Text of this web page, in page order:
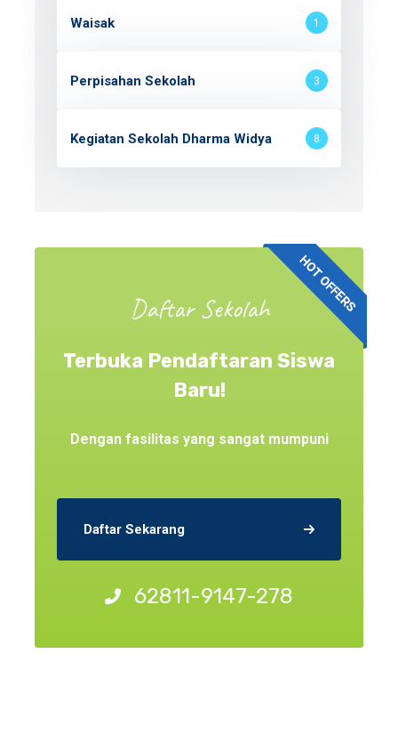
Waisak 1
Perpisahan Sekolah 3
Kegiatan Sekolah Dharma Widya 8
Daftar Sekolah
Terbuka Pendaftaran Siswa
Baru!
Dengan fasilitas yang sangat mumpuni
Daftar Sekarang
62811-9147-278